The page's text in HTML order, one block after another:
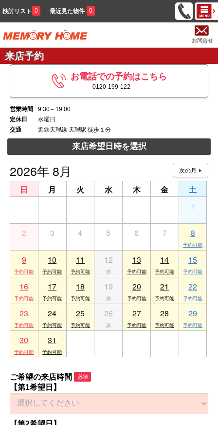
検討リスト 0 最近見た物件 0
お問合せ
来店予約
お電話での予約はこちら
0120-199-122
営業時間
9:30～19:00
定休日
水曜日
交通
近鉄天理線 天理駅 徒歩１分
来店希望日時を選択
2026年 8月
日 月 火 水 木 金
土
1
2 3 4 5 6 7 8
9 10 11 12 13 14 15
16 17 18 19 20 21 22
23 24 25 26 27 28 29
30 31
ご希望の来店時間 必須
【第1希望日】